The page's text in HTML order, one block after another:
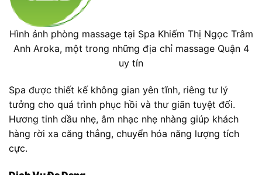
Hình ảnh phòng massage tại Spa Khiếm Thị Ngọc Trâm
Anh Aroka, một trong những địa chỉ massage Quận 4
uy tín
Spa được thiết kế không gian yên tĩnh, riêng tư lý
tưởng cho quá trình phục hồi và thư giãn tuyệt đối.
Hương tinh dầu nhẹ, âm nhạc nhẹ nhàng giúp khách
hàng rời xa căng thẳng, chuyển hóa năng lượng tích
cực.